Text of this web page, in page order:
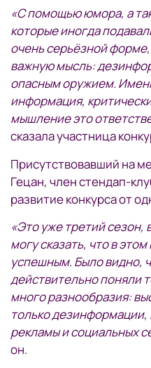
«С помощью юмора, а
которые иногда
очень серьёзной
важную мысль:
опасным оружием.
информация,
мышление это
сказала участница
Присутствовавший на
Гецан, член стендап-
развитие конкурса от
«Это уже третий сезон,
могу сказать, что в
успешным. Было видно,
действительно поняли
много разнообразия:
только дезинформации,
рекламы и социальных
он.